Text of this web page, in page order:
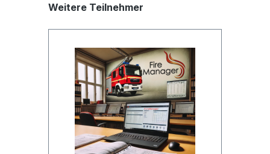
Produktgalerie überspringen
Weitere Teilnehmer